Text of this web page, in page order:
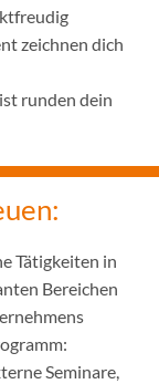
zeichnen dich
runden dein
Tätigkeiten in
Bereichen
Seminare,